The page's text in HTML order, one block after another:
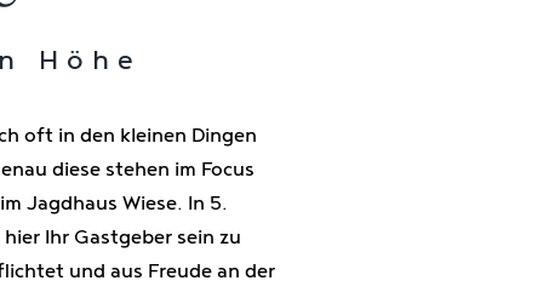
Höhe
oft in den kleinen Dingen
diese stehen im Focus
Jagdhaus Wiese. In 5.
Ihr Gastgeber sein zu
und aus Freude an der